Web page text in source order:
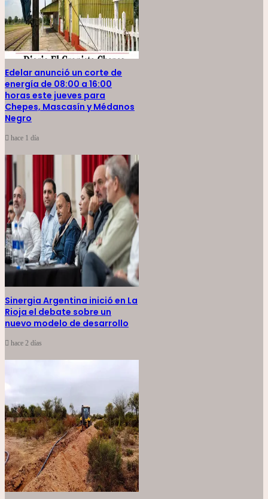
Edelar anunció un corte de
energía de 08:00 a 16:00
horas este jueves para
Chepes, Mascasín y Médanos
Negro
hace 1 día
Sinergia Argentina inició en La
Rioja el debate sobre un
nuevo modelo de desarrollo
hace 2 días